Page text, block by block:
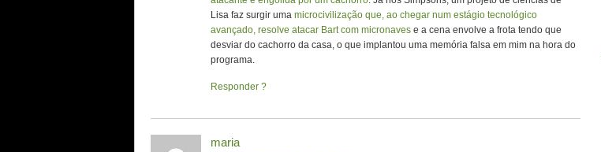
Lisa faz surgir uma microcivilização que, ao chegar num estágio tecnológico
avançado, resolve atacar Bart com micronaves e a cena envolve a frota tendo que
desviar do cachorro da casa, o que implantou uma memória falsa em mim na hora do
programa.
Responder
maria